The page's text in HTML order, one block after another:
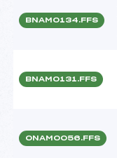
BNAM0134.FFS
BNAM0131.FFS
ONAM0056.FFS